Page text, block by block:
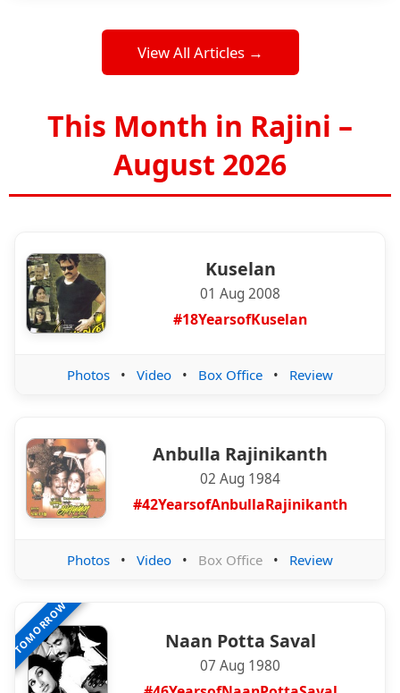
View All Articles →
This Month in Rajini –
August 2026
Kuselan
01 Aug 2008
#18YearsofKuselan
Photos • Video • Box Office • Review
Anbulla Rajinikanth
02 Aug 1984
#42YearsofAnbullaRajinikanth
Photos • Video • Box Office • Review
TOMORROW Naan Potta Saval
07 Aug 1980